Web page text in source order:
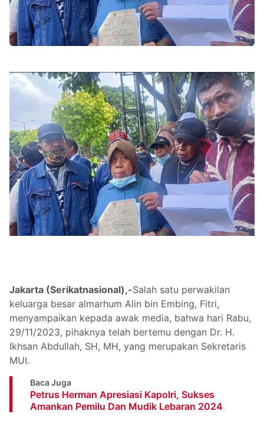
Jakarta (Serikatnasional),-Salah satu perwakilan
keluarga besar almarhum Alin bin Embing, Fitri,
menyampaikan kepada awak media, bahwa hari Rabu,
29/11/2023, pihaknya telah bertemu dengan Dr. H.
Ikhsan Abdullah, SH, MH, yang merupakan Sekretaris
MUI.
Baca Juga
Petrus Herman Apresiasi Kapolri, Sukses
Amankan Pemilu Dan Mudik Lebaran 2024